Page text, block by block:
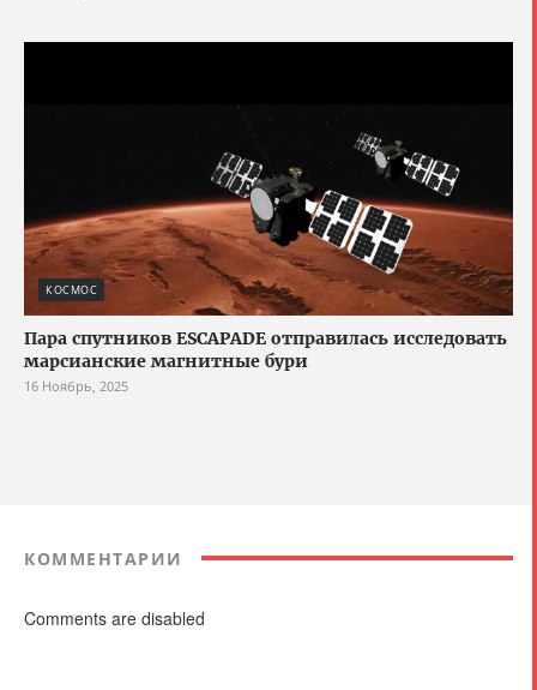
КОСМОС
Пара спутников ESCAPADE отправилась исследовать
марсианские магнитные бури
16 Ноябрь, 2025
КОММЕНТАРИИ
Comments are disabled